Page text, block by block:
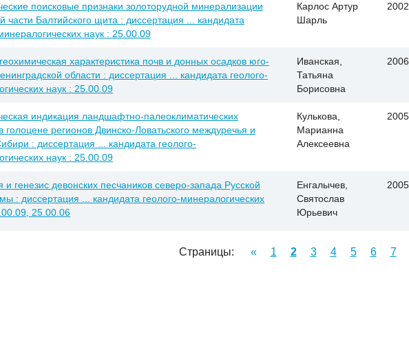
поисковые признаки золоторудной минерализации
части Балтийского щита : диссертация ... кандидата
наук : 25.00.09
Карлос Артур
Шарль
2002
характеристика почв и донных осадков юго-
области : диссертация ... кандидата геолого-
наук : 25.00.09
Иванская,
Татьяна
Борисовна
2006
индикация ландшафтно-палеоклиматических
голоцене регионов Двинско-Ловатьского междуречья и
: диссертация ... кандидата геолого-
наук : 25.00.09
Кулькова,
Марианна
Алексеевна
2005
и генезис девонских песчаников северо-запада Русской
: диссертация ... кандидата геолого-минералогических
25.00.06
Енгалычев,
Святослав
Юрьевич
2005
Страницы: « 1 2 3 4 5 6 7